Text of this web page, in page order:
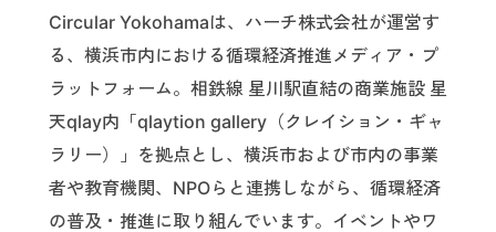
Circular Yokohamaは、ハーチ株式会社が運営す
る、横浜市内における循環経済推進メディア・プ
ラットフォーム。相鉄線 星川駅直結の商業施設 星
天qlay内「qlaytion gallery（クレイション・ギャ
ラリー）」を拠点とし、横浜市および市内の事業
者や教育機関、NPOらと連携しながら、循環経済
の普及・推進に取り組んでいます。イベントやワ